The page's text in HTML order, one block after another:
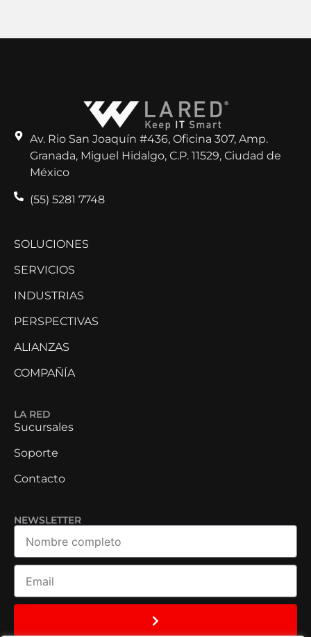
Av. Rio San Joaquín #436, Oficina 307, Amp.
Granada, Miguel Hidalgo, C.P. 11529, Ciudad de
México
(55) 5281 7748
SOLUCIONES
SERVICIOS
INDUSTRIAS
PERSPECTIVAS
ALIANZAS
COMPAÑÍA
LA RED
Sucursales
Soporte
Contacto
NEWSLETTER